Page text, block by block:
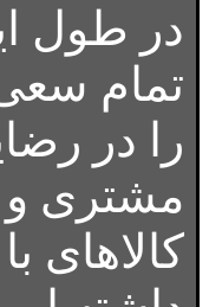
در طول
تمام
را در
مشتری
کالاهای